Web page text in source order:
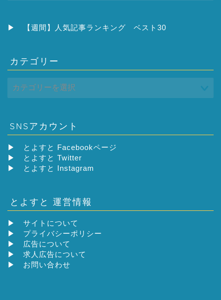
ブ
▶ 【週間】人気記事ランキング ベスト30
カテゴリー
SNSアカウント
▶
とよすと Facebookページ
▶
とよすと Twitter
▶
とよすと Instagram
とよすと 運営情報
▶ サイトについて
▶ プライバシーポリシー
▶ 広告について
▶ 求人広告について
▶ お問い合わせ